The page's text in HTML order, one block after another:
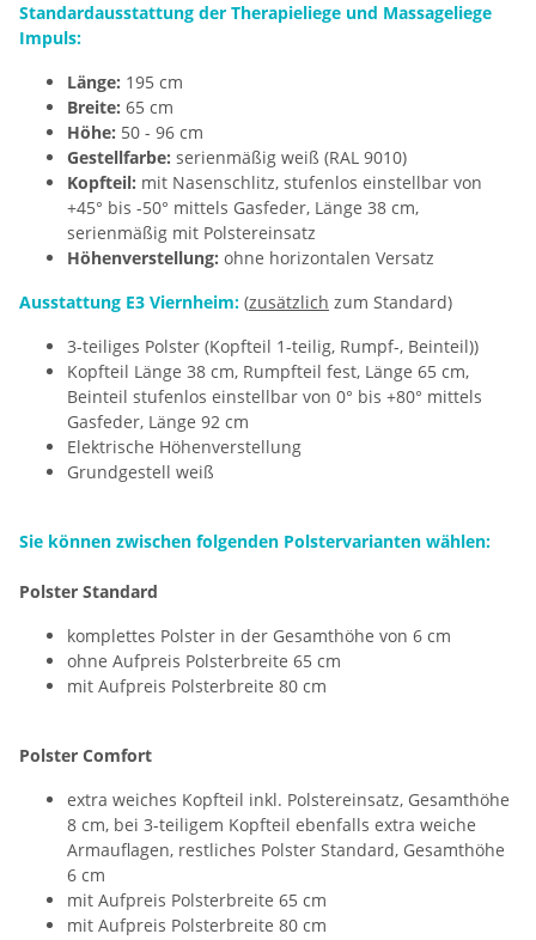
Standardausstattung der Therapieliege und Massageliege
Impuls:
Länge: 195 cm
Breite: 65 cm
Höhe: 50 - 96 cm
Gestellfarbe: serienmäßig weiß (RAL 9010)
Kopfteil: mit Nasenschlitz, stufenlos einstellbar von
+45° bis -50° mittels Gasfeder, Länge 38 cm,
serienmäßig mit Polstereinsatz
Höhenverstellung: ohne horizontalen Versatz
Ausstattung E3 Viernheim: (zusätzlich zum Standard)
3-teiliges Polster (Kopfteil 1-teilig, Rumpf-, Beinteil))
Kopfteil Länge 38 cm, Rumpfteil fest, Länge 65 cm,
Beinteil stufenlos einstellbar von 0° bis +80° mittels
Gasfeder, Länge 92 cm
Elektrische Höhenverstellung
Grundgestell weiß
Sie können zwischen folgenden Polstervarianten wählen:
Polster Standard
komplettes Polster in der Gesamthöhe von 6 cm
ohne Aufpreis Polsterbreite 65 cm
mit Aufpreis Polsterbreite 80 cm
Polster Comfort
extra weiches Kopfteil inkl. Polstereinsatz, Gesamthöhe
8 cm, bei 3-teiligem Kopfteil ebenfalls extra weiche
Armauflagen, restliches Polster Standard, Gesamthöhe
6 cm
mit Aufpreis Polsterbreite 65 cm
mit Aufpreis Polsterbreite 80 cm